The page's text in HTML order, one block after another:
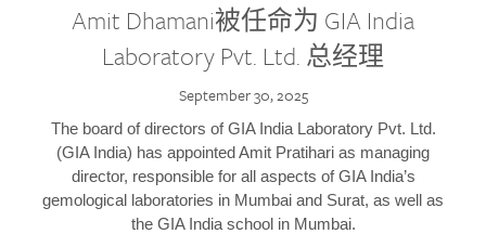
Amit Dhamani被任命为 GIA India
Laboratory Pvt. Ltd. 总经理
September 30, 2025
The board of directors of GIA India Laboratory Pvt. Ltd.
(GIA India) has appointed Amit Pratihari as managing
director, responsible for all aspects of GIA India’s
gemological laboratories in Mumbai and Surat, as well as
the GIA India school in Mumbai.